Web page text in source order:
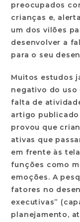
preocupados
crianças e,
um dos vilões
desenvolver a
para o seu
Muitos estudos
negativo do uso
falta de
artigo publicado
provou que
ativas que
em frente às
funções como
emoções. A
fatores no
executivas”
planejamento,